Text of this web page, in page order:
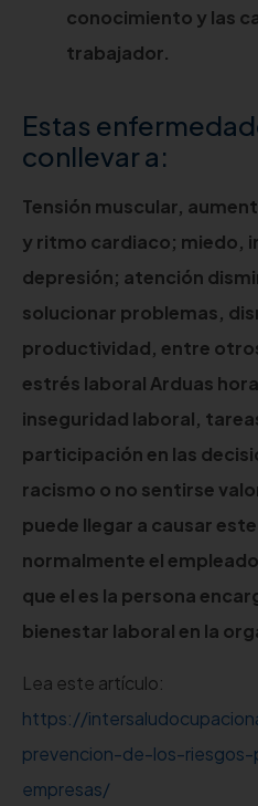
conocimiento y las
trabajador.
Estas
conllevar a:
Tensión muscular,
y ritmo cardiaco; miedo,
depresión; atención
solucionar problemas,
productividad, entre
estrés laboral Arduas
inseguridad laboral,
participación en las
racismo o no sentirse
puede llegar a causar
normalmente el
que el es la persona
bienestar laboral en la
Lea este artículo:
https://
prevencion-de-los-
empresas/